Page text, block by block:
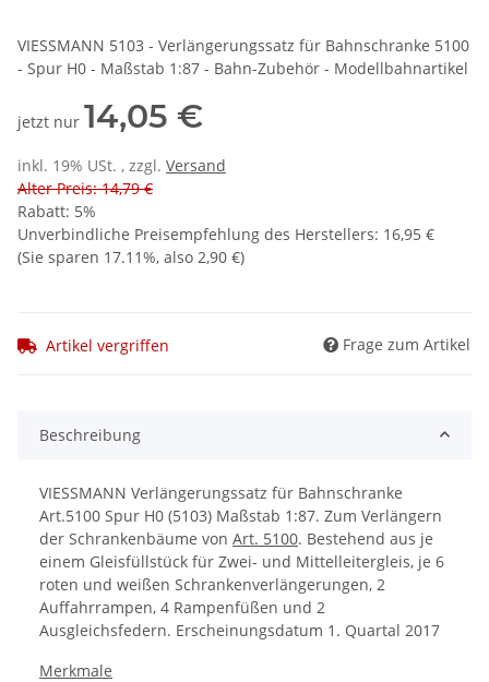
VIESSMANN 5103 - Verlängerungssatz für Bahnschranke 5100
- Spur H0 - Maßstab 1:87 - Bahn-Zubehör - Modellbahnartikel
jetzt nur 14,05 €
inkl. 19% USt. , zzgl. Versand
Alter Preis: 14,79 €
Rabatt: 5%
Unverbindliche Preisempfehlung des Herstellers: 16,95 €
(Sie sparen 17.11%, also 2,90 €)
Artikel vergriffen Frage zum Artikel
Beschreibung
VIESSMANN Verlängerungssatz für Bahnschranke
Art.5100 Spur H0 (5103) Maßstab 1:87. Zum Verlängern
der Schrankenbäume von Art. 5100. Bestehend aus je
einem Gleisfüllstück für Zwei- und Mittelleitergleis, je 6
roten und weißen Schrankenverlängerungen, 2
Auffahrrampen, 4 Rampenfüßen und 2
Ausgleichsfedern. Erscheinungsdatum 1. Quartal 2017
Merkmale